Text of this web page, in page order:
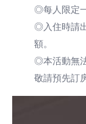
◎每人限定
◎入住時請
額。
◎本活動無
敬請預先訂